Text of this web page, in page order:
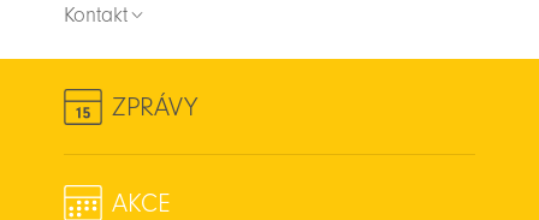
Kontakt
ZPRÁVY
AKCE